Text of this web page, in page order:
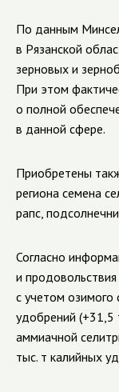
По данным
в Рязанской
зерновых и
При этом
о полной
в данной сфере.
Приобретены
региона семена
рапс,
Согласно
и
с учетом озимого
удобрений (+31,5
аммиачной
тыс. т калийных